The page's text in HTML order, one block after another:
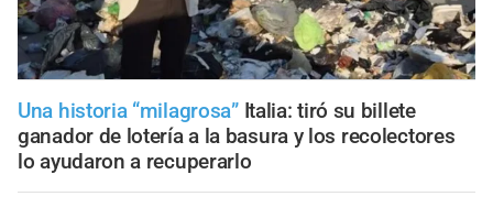
Una historia “milagrosa” Italia: tiró su billete
ganador de lotería a la basura y los recolectores
lo ayudaron a recuperarlo